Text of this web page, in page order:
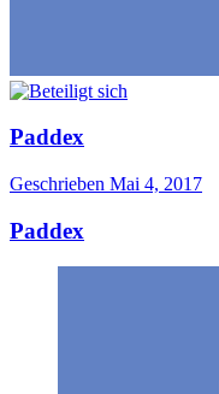
Paddex
Geschrieben Mai 4, 2017
Paddex